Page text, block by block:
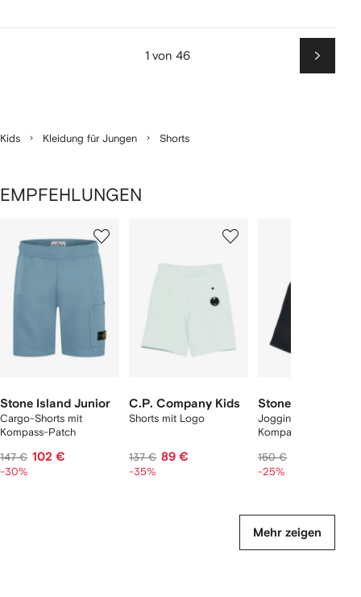
1 von 46
Weiter
Kids Kleidung für Jungen Shorts
EMPFEHLUNGEN
Stone Island Junior
Cargo-Shorts mit
Kompass-Patch
147 € 102 €
-30%
C.P. Company Kids
Shorts mit Logo
137 € 89 €
-35%
Stone Island
Joggingshorts mit
Kompass-Patch
150 €
-25%
Mehr zeigen